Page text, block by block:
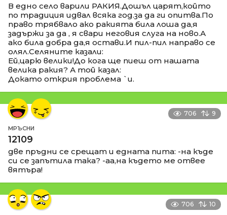
В едно село варили РАКИЯ.Дошъл царят,който
по традиция идвал всяка год.за да ги опитва.По
право трябвало ако ракията била лоша да,я
задържи за да , я свари неговия слуга на ново.А
ако била добра да,я остави.И пил-пил направо се
олял.Селяните казали:
Ей,царю велики!До кога ще пиеш от нашата
велика ракия? А той казал:
Докато открия проблема `и.
706 9
МРЪСНИ
12109
две пръдни се срещат и едната пита: -на къде
си се запътила така? -аа,на където ме отвее
вятъра!
706 10